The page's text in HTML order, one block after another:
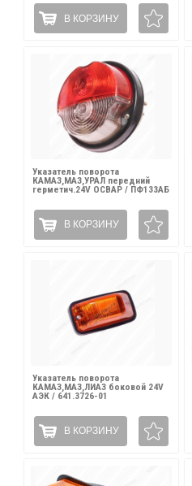
В КОРЗИНУ
Указатель поворота
КАМАЗ,МАЗ,УРАЛ передний
герметич.24V ОСВАР / ПФ133АБ
В КОРЗИНУ
Указатель поворота
КАМАЗ,МАЗ,ЛИАЗ боковой 24V
АЭК / 641.3726-01
В КОРЗИНУ